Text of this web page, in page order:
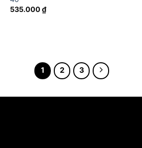
535.000₫
1 2 3